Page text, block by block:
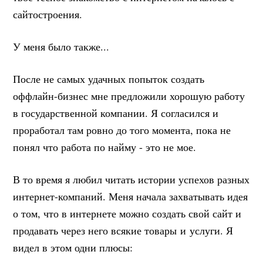
сайтостроения.
У меня было также...
После не самых удачных попыток создать
оффлайн-бизнес мне предложили хорошую работу
в государственной компании. Я согласился и
проработал там ровно до того момента, пока не
понял что работа по найму - это не мое.
В то время я любил читать истории успехов разных
интернет-компаний. Меня начала захватывать идея
о том, что в интернете можно создать свой сайт и
продавать через него всякие товары и услуги. Я
видел в этом одни плюсы: